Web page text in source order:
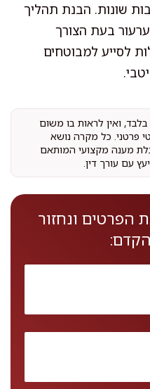
שונות. הבנת תהליך
בעת הצורך
לסייע למבוטחים
ואין לראות בו משום
פרטני. כל מקרה נושא
מענה מקצועי המותאם
עם עורך דין.
הפרטים ונחזור